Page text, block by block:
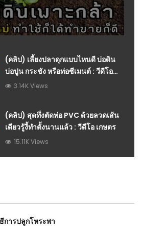
(คลิป) เลี้ยงปลาดุกแบบไหนดี บ่อดิน
บ่อปูน กระชัง หรือท่อซีเมนต์ : วีดีโอ
เกษตร3.14K Views
(คลิป) สุดทึ่งตัดท่อ PVC ด้วยลวดเส้น
เดียวรู้งี้ทำตั้งนานแล้ว : วีดีโอ เกษตร
15.11K Views
การปลูกโหระพา